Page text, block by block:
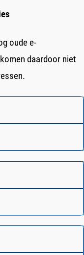
oude e-
daardoor niet